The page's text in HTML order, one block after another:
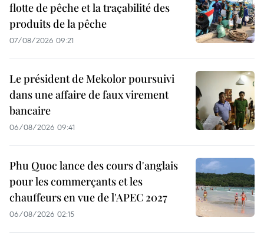
flotte de pêche et la traçabilité des
produits de la pêche
07/08/2026 09:21
Le président de Mekolor poursuivi
dans une affaire de faux virement
bancaire
06/08/2026 09:41
Phu Quoc lance des cours d'anglais
pour les commerçants et les
chauffeurs en vue de l'APEC 2027
06/08/2026 02:15